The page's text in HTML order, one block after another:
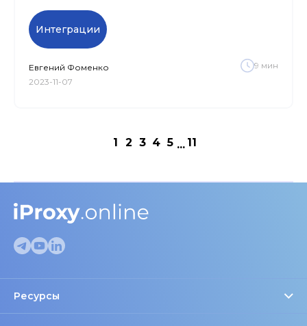
Интеграции
Евгений Фоменко
2023-11-07
9 мин
1 2 3 4 5 ... 11
Ресурсы